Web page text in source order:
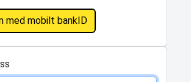
med mobilt bankID